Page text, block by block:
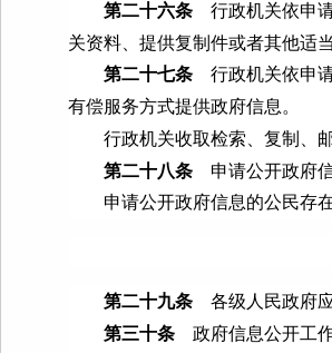
第二十六条行政机关依申请
关资料、提供复制件或者其他适
第二十七条行政机关依申请
有偿服务方式提供政府信息。
行政机关收取检索、复制、邮
第二十八条申请公开政府信
申请公开政府信息的公民存在
第二十九条各级人民政府应
第三十条政府信息公开工作